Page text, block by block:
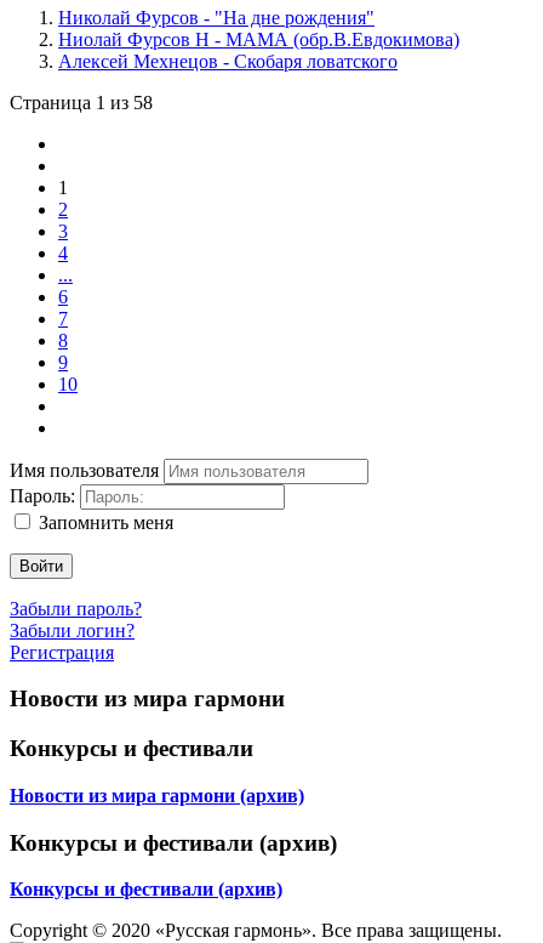
Николай Фурсов - "На дне рождения"
Ниолай Фурсов Н - МАМА (обр.В.Евдокимова)
Алексей Мехнецов - Скобаря ловатского
Страница 1 из 58
1
2
3
4
...
6
7
8
9
10
Имя пользователя
Пароль:
Запомнить меня
Войти
Забыли пароль?
Забыли логин?
Регистрация
Новости из мира гармони
Конкурсы и фестивали
Новости из мира гармони (архив)
Конкурсы и фестивали (архив)
Конкурсы и фестивали (архив)
Copyright © 2020 «Русская гармонь». Все права защищены.